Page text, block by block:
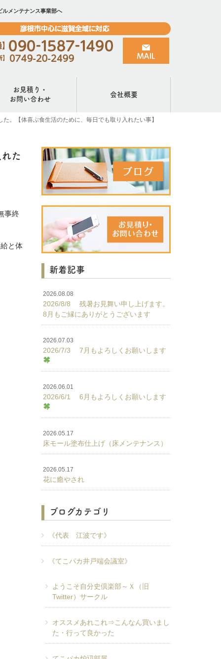
メンテナンス事業部へ
お見積り・
お問い合わせ
会社概要
。【体喜ぶ食生活のために、毎日でも取り入れたい事】
た
事終
と体
新着記事
2026.08.08
2026/8/8 残暑お見舞い申し上げます。
8月もご縁にありがとうございます
2026.07.03
2026/7/3 7月もよろしくお願いします
2026.06.01
2026/6/1 6月もよろしくお願いします
2026.05.17
床モール塗布仕上げ（床メンテナンス）
2026.05.17
花に癒やされ
ブログカテゴリ
《代表 江波です》
《てこパカ井戸端会議室》
ようこそ自分史倶楽部～Ｘ（旧
Twitter）サークル
オススメあれこれ⇒こんなん買いまし
た・行って良かった